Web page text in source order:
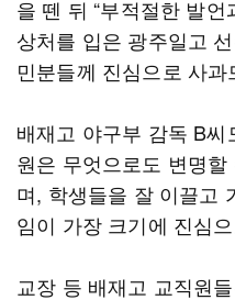
을 뗀 뒤 “부적절한 발
상처를 입은 광주일고
민분들께 진심으로 사과
배재고 야구부 감독 B씨
원은 무엇으로도 변명
며, 학생들을 잘 이끌고
임이 가장 크기에 진심
교장 등 배재고 교직원